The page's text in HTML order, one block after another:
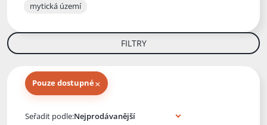
mytická území
FILTRY
Pouze dostupné×
Seřadit podle: